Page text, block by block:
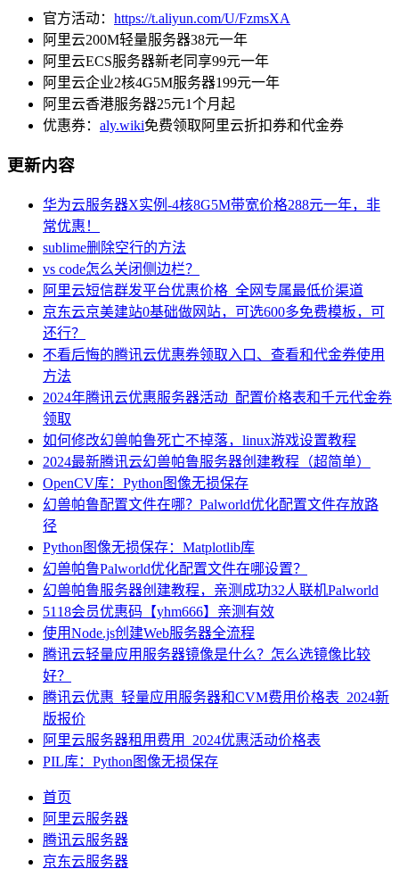
官方活动： https://t.aliyun.com/U/FzmsXA
阿里云200M轻量服务器38元一年
阿里云ECS服务器新老同享99元一年
阿里云企业2核4G5M服务器199元一年
阿里云香港服务器25元1个月起
优惠券： aly.wiki免费领取阿里云折扣券和代金券
更新内容
华为云服务器X实例-4核8G5M带宽价格288元一年，非
常优惠！
sublime删除空行的方法
vs code怎么关闭侧边栏？
阿里云短信群发平台优惠价格_全网专属最低价渠道
京东云京美建站0基础做网站，可选600多免费模板，可
还行？
不看后悔的腾讯云优惠券领取入口、查看和代金券使用
方法
2024年腾讯云优惠服务器活动_配置价格表和千元代金券
领取
如何修改幻兽帕鲁死亡不掉落，linux游戏设置教程
2024最新腾讯云幻兽帕鲁服务器创建教程（超简单）
OpenCV库：Python图像无损保存
幻兽帕鲁配置文件在哪？Palworld优化配置文件存放路
径
Python图像无损保存：Matplotlib库
幻兽帕鲁Palworld优化配置文件在哪设置？
幻兽帕鲁服务器创建教程，亲测成功32人联机Palworld
5118会员优惠码【yhm666】亲测有效
使用Node.js创建Web服务器全流程
腾讯云轻量应用服务器镜像是什么？怎么选镜像比较
好？
腾讯云优惠_轻量应用服务器和CVM费用价格表_2024新
版报价
阿里云服务器租用费用_2024优惠活动价格表
PIL库：Python图像无损保存
首页
阿里云服务器
腾讯云服务器
京东云服务器